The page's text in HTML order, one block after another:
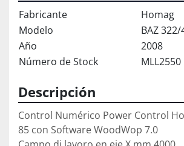
Fabricante
Homag
Modelo
BAZ
Año
2008
Número de Stock
MLL2550
Descripción
Control Numérico Power Control
85 con Software WoodWop 7.0